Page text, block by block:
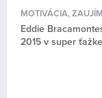
MOTIVÁCIA,
Eddie
2015 v super